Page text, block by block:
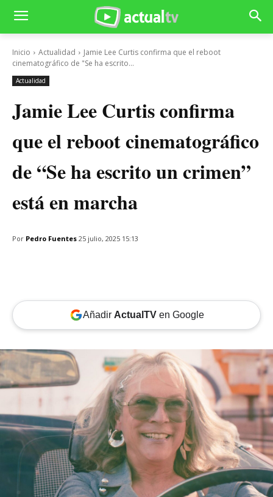
Inicio Actualidad
Jamie Lee Curtis confirma que el reboot
cinematográfico de "Se ha escrito...
Actualidad
Jamie Lee Curtis confirma
que el reboot cinematográfico
de “Se ha escrito un crimen”
está en marcha
Por Pedro Fuentes 25 julio, 2025 15:13
Añadir ActualTVen Google